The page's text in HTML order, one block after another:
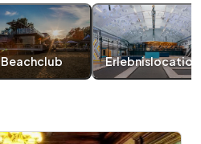
Beachclub Erlebnislocation